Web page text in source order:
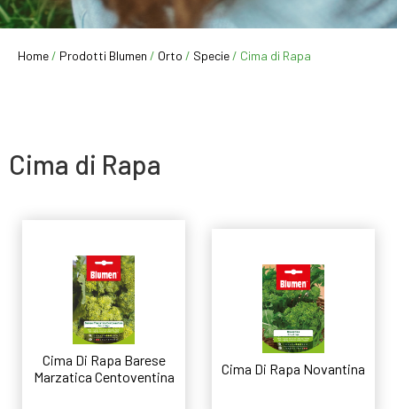
Home / Prodotti Blumen / Orto / Specie / Cima di Rapa
Cima di Rapa
Cima Di Rapa Barese
Marzatica Centoventina
Cima Di Rapa Novantina